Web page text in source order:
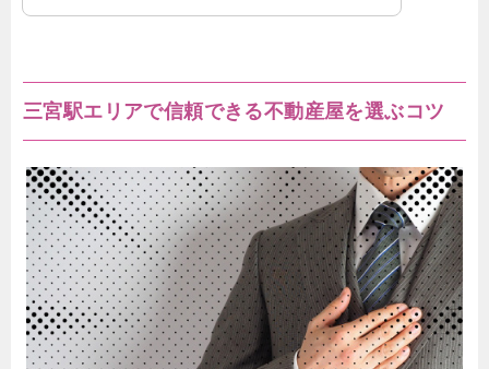
三宮駅エリアで信頼できる不動産屋を選ぶコツ